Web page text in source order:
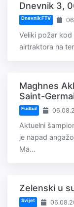
Dnevnik 3,
Dnevnik FTV
Veliki požar
airtraktora na
Maghnes
Saint-
Fudbal
Aktuelni
je napad
Ma...
Zelenski u
Svijet